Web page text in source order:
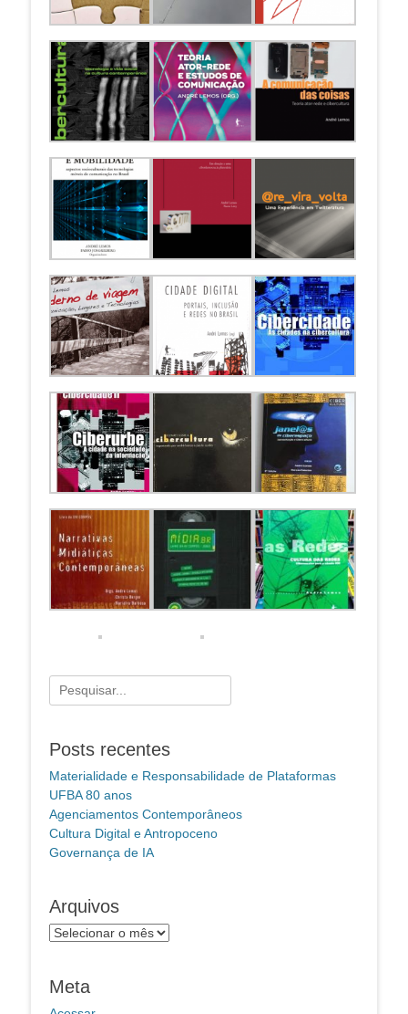
Pesquisar
por:
Posts recentes
Materialidade e Responsabilidade de Plataformas
UFBA 80 anos
Agenciamentos Contemporâneos
Cultura Digital e Antropoceno
Governança de IA
Arquivos
Arquivos
Meta